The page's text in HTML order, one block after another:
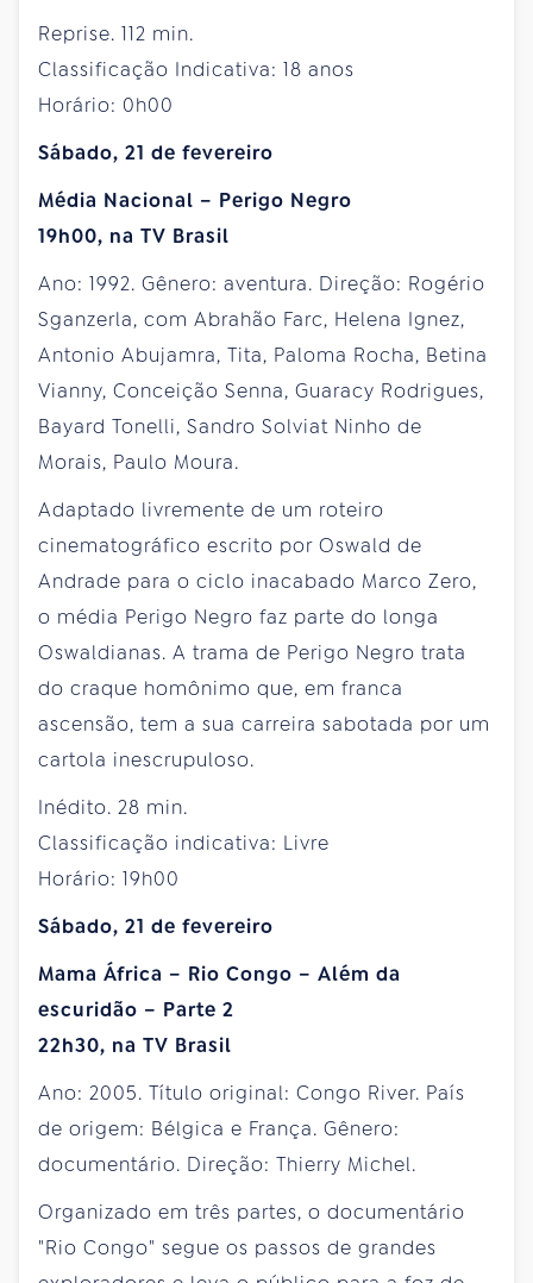
Reprise. 112 min.
Classificação Indicativa: 18 anos
Horário: 0h00
Sábado, 21 de fevereiro
Média Nacional – Perigo Negro
19h00, na TV Brasil
Ano: 1992. Gênero: aventura. Direção: Rogério
Sganzerla, com Abrahão Farc, Helena Ignez,
Antonio Abujamra, Tita, Paloma Rocha, Betina
Vianny, Conceição Senna, Guaracy Rodrigues,
Bayard Tonelli, Sandro Solviat Ninho de
Morais, Paulo Moura.
Adaptado livremente de um roteiro
cinematográfico escrito por Oswald de
Andrade para o ciclo inacabado Marco Zero,
o média Perigo Negro faz parte do longa
Oswaldianas. A trama de Perigo Negro trata
do craque homônimo que, em franca
ascensão, tem a sua carreira sabotada por um
cartola inescrupuloso.
Inédito. 28 min.
Classificação indicativa: Livre
Horário: 19h00
Sábado, 21 de fevereiro
Mama África – Rio Congo – Além da
escuridão – Parte 2
22h30, na TV Brasil
Ano: 2005. Título original: Congo River. País
de origem: Bélgica e França. Gênero:
documentário. Direção: Thierry Michel.
Organizado em três partes, o documentário
"Rio Congo" segue os passos de grandes